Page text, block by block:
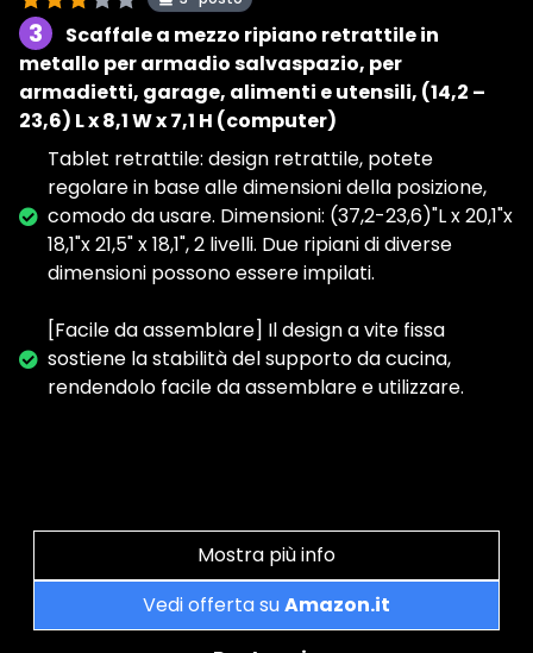
3
Scaffale a mezzo ripiano retrattile in
metallo per armadio salvaspazio, per
armadietti, garage, alimenti e utensili, (14,2 –
23,6) L x 8,1 W x 7,1 H (computer)
Tablet retrattile: design retrattile, potete
regolare in base alle dimensioni della posizione,
comodo da usare. Dimensioni: (37,2-23,6)"L x 20,1"x
18,1"x 21,5" x 18,1", 2 livelli. Due ripiani di diverse
dimensioni possono essere impilati.
[Facile da assemblare] Il design a vite fissa
sostiene la stabilità del supporto da cucina,
rendendolo facile da assemblare e utilizzare.
Mostra più info
Vedi offerta suAmazon.it